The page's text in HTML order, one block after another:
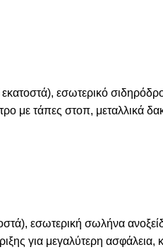
εσωτερικό
με τάπες στοπ, μεταλλικά
εσωτερική σωλήνα
για μεγαλύτερη ασφάλεια,